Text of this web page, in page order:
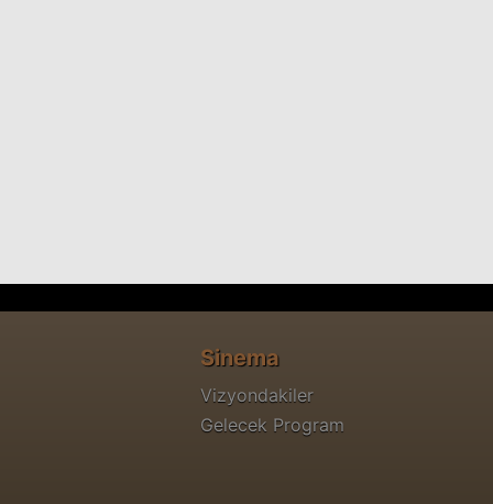
Sinema
Vizyondakiler
Gelecek Program